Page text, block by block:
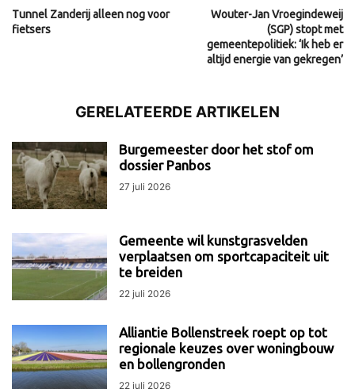
Tunnel Zanderij alleen nog voor
fietsers
Wouter-Jan Vroegindeweij
(SGP) stopt met
gemeentepolitiek: ‘Ik heb er
altijd energie van gekregen’
GERELATEERDE ARTIKELEN
Burgemeester door het stof om
dossier Panbos
27 juli 2026
Gemeente wil kunstgrasvelden
verplaatsen om sportcapaciteit uit
te breiden
22 juli 2026
Alliantie Bollenstreek roept op tot
regionale keuzes over woningbouw
en bollengronden
22 juli 2026